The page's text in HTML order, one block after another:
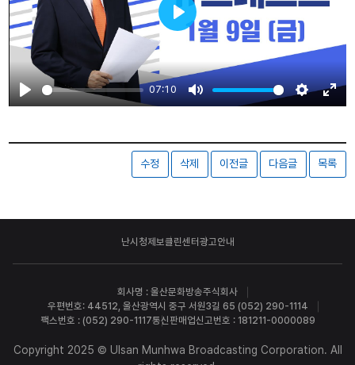
Play
07:10
Mute Settings
Play
수정 삭제 이전글 다음글 목록
난시청제보클린센터광고안내
회사명 : 울산문화방송주식회사
우편번호: 44512, 울산광역시 중구 서원3길 65 (052) 290-1114
팩스번호 : (052) 290-1117통신판매업신고번호 : 181211-0000089
Copyright 2025 © Ulsan Munhwa Broadcasting Corporation. All